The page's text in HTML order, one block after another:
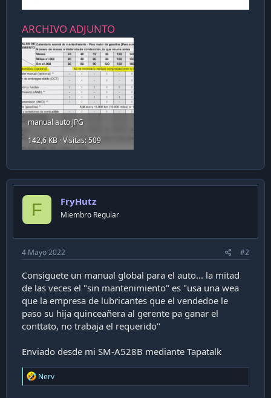
ARCHIVO ADJUNTO
manual auto.JPG
142,6 KB · Visitas: 509
F FryHutz
Miembro Regular
4 Mayo 2022 #2
Consiguete un manual global para el auto... la mitad
de las veces el "sin mantenimiento" es "usa una wea
que la empresa de lubricantes que el vendedoe le
paso su hija quinceañera al gerente pa ganar el
conttato, no trabaja el requerido"
Enviado desde mi SM-A528B mediante Tapatalk
R
e
Nerv